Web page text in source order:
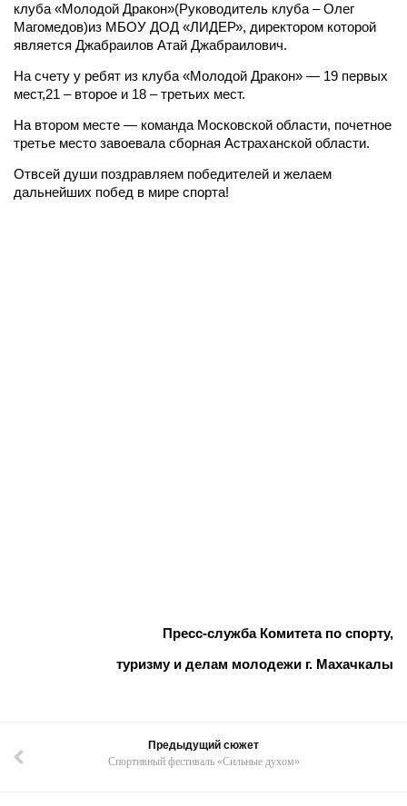
клуба «Молодой Дракон»(Руководитель клуба – Олег
Магомедов)из МБОУ ДОД «ЛИДЕР», директором которой
является Джабраилов Атай Джабраилович.
На счету у ребят из клуба «Молодой Дракон» — 19 первых
мест,21 – второе и 18 – третьих мест.
На втором месте — команда Московской области, почетное
третье место завоевала сборная Астраханской области.
Отвсей души поздравляем победителей и желаем
дальнейших побед в мире спорта!
Пресс-служба Комитета по спорту,
туризму и делам молодежи г. Махачкалы
Предыдущий сюжет
Спортивный фестиваль «Сильные духом»